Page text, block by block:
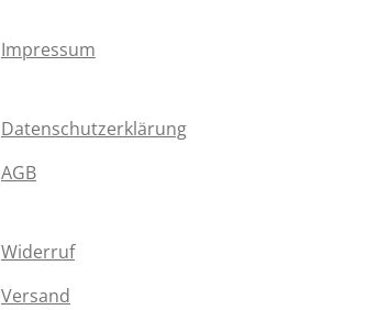
Impressum
Datenschutzerklärung
AGB
Widerruf
Versand